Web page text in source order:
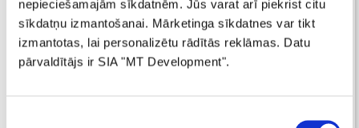
nepieciešamajām sīkdatnēm. Jūs varat arī piekrist citu
sīkdatņu izmantošanai. Mārketinga sīkdatnes var tikt
izmantotas, lai personalizētu rādītās reklāmas. Datu
pārvaldītājs ir SIA "MT Development".